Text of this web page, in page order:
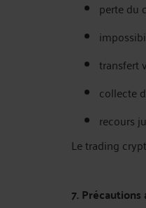
perte du
transfert
collecte
recours
Le trading
7. Précautions